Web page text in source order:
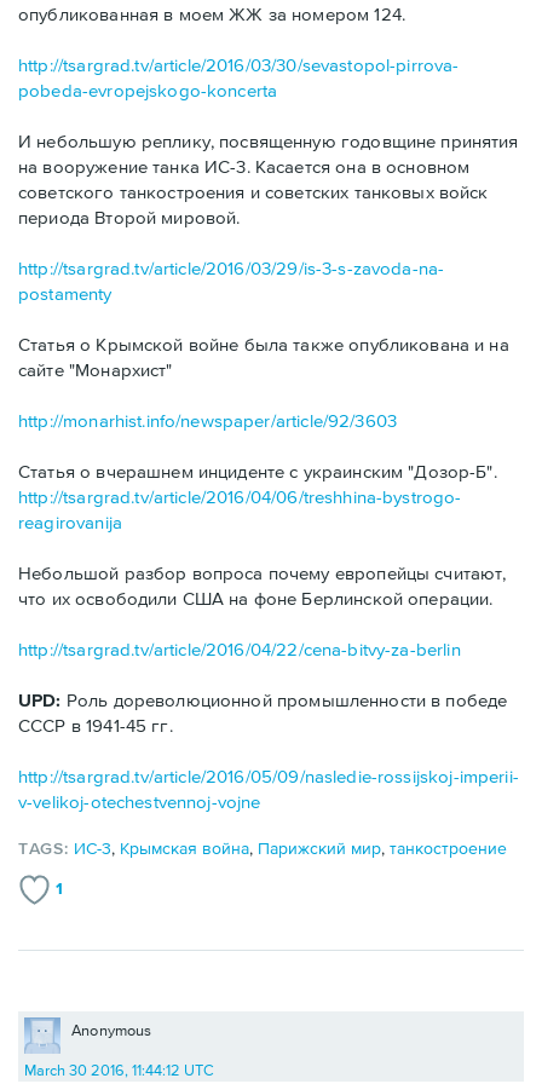
опубликованная в моем ЖЖ за номером 124.
http://tsargrad.tv/article/2016/03/30/sevastopol-pirrova-
pobeda-evropejskogo-koncerta
И небольшую реплику, посвященную годовщине принятия
на вооружение танка ИС-3. Касается она в основном
советского танкостроения и советских танковых войск
периода Второй мировой.
http://tsargrad.tv/article/2016/03/29/is-3-s-zavoda-na-
postamenty
Статья о Крымской войне была также опубликована и на
сайте "Монархист"
http://monarhist.info/newspaper/article/92/3603
Статья о вчерашнем инциденте с украинским "Дозор-Б".
http://tsargrad.tv/article/2016/04/06/treshhina-bystrogo-
reagirovanija
Небольшой разбор вопроса почему европейцы считают,
что их освободили США на фоне Берлинской операции.
http://tsargrad.tv/article/2016/04/22/cena-bitvy-za-berlin
UPD: Роль дореволюционной промышленности в победе
СССР в 1941-45 гг.
http://tsargrad.tv/article/2016/05/09/nasledie-rossijskoj-imperii-
v-velikoj-otechestvennoj-vojne
TAGS: ИС-3, Крымская война, Парижский мир,танкостроение
1
Anonymous
March 30 2016, 11:44:12 UTC